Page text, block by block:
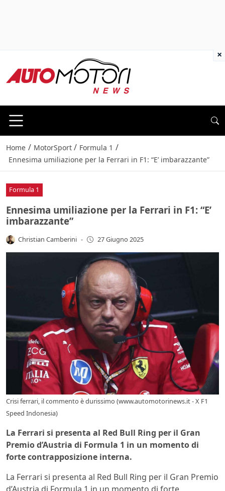
Home / MotorSport / Formula 1 /
Ennesima umiliazione per la Ferrari in F1: “E’ imbarazzante”
Formula 1
Ennesima umiliazione per la Ferrari in F1: “E’
imbarazzante”
Christian Camberini - 27 Giugno 2025
Crisi ferrari, il commento è durissimo (www.automotorinews.it - X F1
Speed Indonesia)
La Ferrari si presenta al Red Bull Ring per il Gran
Premio d’Austria di Formula 1 in un momento di
forte contrapposizione interna.
La Ferrari si presenta al Red Bull Ring per il Gran Premio
×